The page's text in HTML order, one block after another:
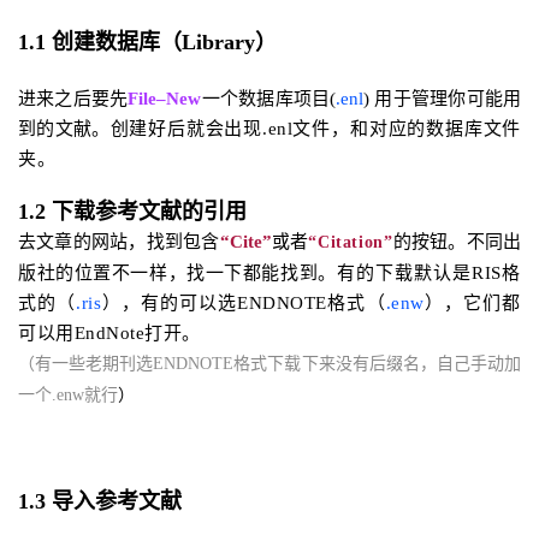
1.1 创建数据库（Library）
进来之后要先File–New一个数据库项目(.enl) 用于管理你可能用
到的文献。 创建好后就会出现.enl文件，和对应的数据库文件
夹。
1.2 下载参考文献的引用
去文章的网站，找到包含“Cite”或者“Citation”的按钮。不同出
版社的位置不一样，找一下都能找到。 有的下载默认是RIS格
式的（ .ris），有的可以选ENDNOTE格式（ .enw），它们都
可以用EndNote打开。
（有一些老期刊选ENDNOTE格式下载下来没有后缀名，自己手动加
一个.enw就行）
1.3 导入参考文献